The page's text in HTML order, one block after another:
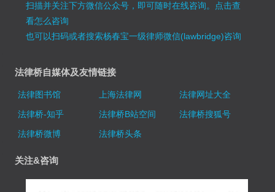
扫描并关注下方微信公众号，即可随时在线咨询。 点击查
看怎么咨询
也可以扫码或者搜索杨春宝一级律师微信(lawbridge)咨询
法律桥自媒体及友情链接
法律图书馆 上海法律网
法律网址大全
法律桥-知乎
法律桥B站空间
法律桥搜狐号
法律桥微博
法律桥头条
关注&咨询